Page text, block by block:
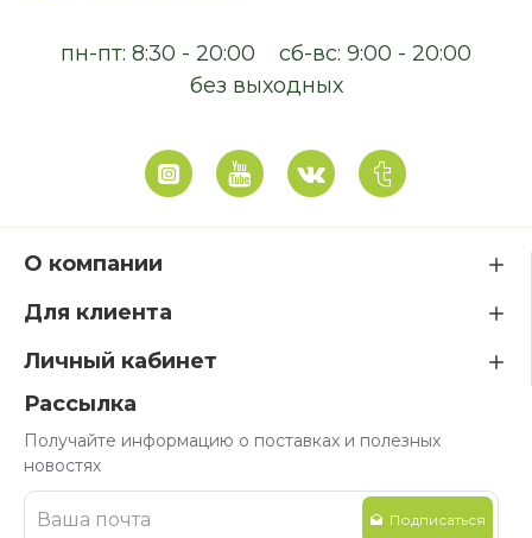
пн-пт: 8:30 - 20:00
сб-вс: 9:00 - 20:00
без выходных
О компании
Для клиента
Личный кабинет
Рассылка
Получайте информацию о поставках и полезных
новостях
Подписаться